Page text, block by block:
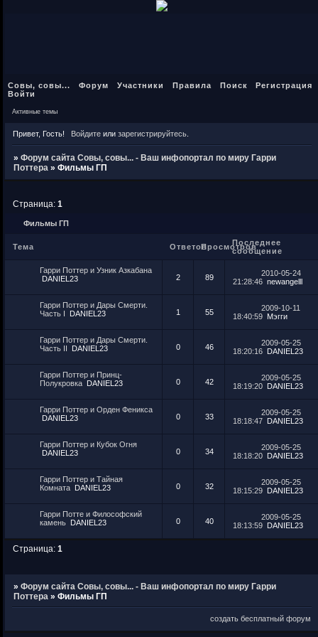
Совы, совы... Форум Участники Правила Поиск
Регистрация
Войти
Активные темы
Привет, Гость! Войдитеили зарегистрируйтесь.
»Форум сайта Совы, совы... - Ваш инфопортал по миру Гарри
Поттера »Фильмы ГП
Фильмы ГП
Страница:1
Тема ОтветовПросмотровПоследнее
сообщение
Гарри Поттер и Узник Азкабана
DANIEL23
2 89
2010-05-24
21:28:46 newangelll
Гарри Поттер и Дары Смерти.
Часть I
DANIEL23 1 55
2009-10-11
18:40:59 Мэгги
Гарри Поттер и Дары Смерти.
Часть II
DANIEL23 0 46
2009-05-25
18:20:16 DANIEL23
Гарри Поттер и Принц-
Полукровка DANIEL23 0 42
2009-05-25
18:19:20 DANIEL23
Гарри Поттер и Орден Феникса
DANIEL23
0 33
2009-05-25
18:18:47 DANIEL23
Гарри Поттер и Кубок Огня
DANIEL23
0 34
2009-05-25
18:18:20 DANIEL23
Гарри Поттер и Тайная
Комната DANIEL23 0 32
2009-05-25
18:15:29 DANIEL23
Гарри Потте и Философский
камень DANIEL23 0 40
2009-05-25
18:13:59 DANIEL23
Страница:1
»Форум сайта Совы, совы... - Ваш инфопортал по миру Гарри
Поттера »Фильмы ГП
создать бесплатный форум